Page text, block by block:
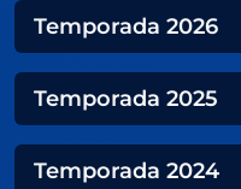
Temporada 2026
Temporada 2025
Temporada 2024